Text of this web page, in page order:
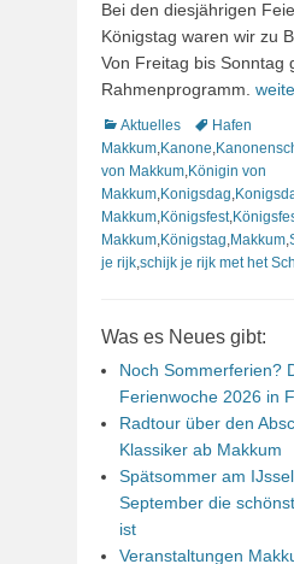
Bei den diesjährigen
Königstag waren wir zu
Von Freitag bis Sonntag
Rahmenprogramm.
Kategorien
Aktuelles Schlagworte
Hafen
Makkum Kanone
von Makkum Königin von
Makkum Konigsdag
Makkum Königsfest,
Makkum Königstag Makkum
je rijk schijk je rijk met het
Was es Neues gibt:
Noch Sommerferien?
Ferienwoche 2026 in
Radtour über den
Klassiker ab Makkum
Spätsommer am
September die
ist
Veranstaltungen